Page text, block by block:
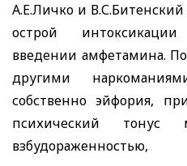
А.Е.Личко и
острой
введении амфетамина.
другими
собственно эйфория,
психический тонус